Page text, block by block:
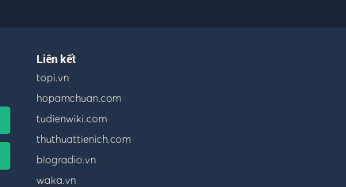
Liên kết
topi.vn
hopamchuan.com
tudienwiki.com
thuthuattienich.com
blogradio.vn
waka.vn